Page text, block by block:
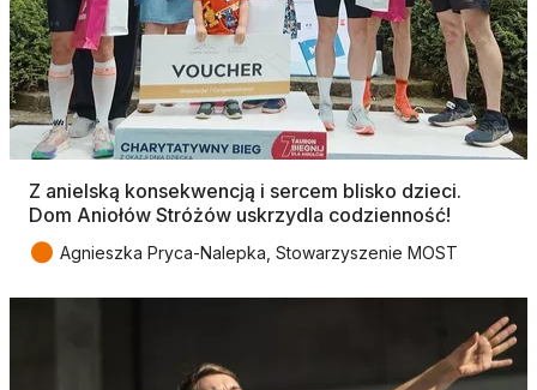
Z anielską konsekwencją i sercem blisko dzieci.
Dom Aniołów Stróżów uskrzydla codzienność!
● Agnieszka Pryca-Nalepka, Stowarzyszenie MOST